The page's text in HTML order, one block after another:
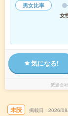
男女比率
女
気になる!
派遣会社
未読 掲載日 2026/